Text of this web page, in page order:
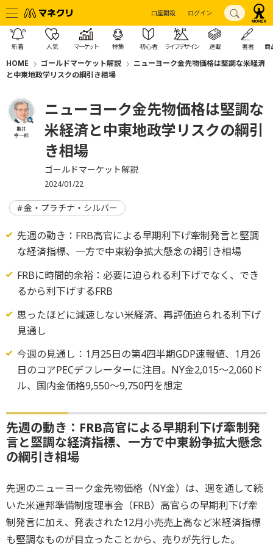
口座開設 ログイン
新着 人気 マーケット 特集 初心者 ライフデザイン 連載 著者 商
HOME ゴールドマーケット解説
ニューヨーク金先物価格は堅調な米経済
と中東地政学リスクの綱引き相場
亀井
幸一郎
ニューヨーク金先物価格は堅調な
米経済と中東地政学リスクの綱引
き相場
ゴールドマーケット解説
2024/01/22
金・プラチナ・シルバー
先週の動き：FRB高官による早期利下げ牽制発言と堅調
な経済指標、一方で中東紛争拡大懸念の綱引き相場
FRBに時間的余裕：必要に迫られる利下げでなく、でき
るから利下げするFRB
思ったほどに減速しない米経済、再評価迫られる利下げ
見通し
今週の見通し：1月25日の第4四半期GDP速報値、1月26
日のコアPECデフレーターに注目。NY金2,015～2,060ド
ル、国内金価格9,550～9,750円を想定
先週の動き：FRB高官による早期利下げ牽制発
言と堅調な経済指標、一方で中東紛争拡大懸念
の綱引き相場
先週のニューヨーク金先物価格（NY金）は、週を通して続
いた米連邦準備制度理事会（FRB）高官らの早期利下げ牽
制発言に加え、発表された12月小売売上高など米経済指標
も堅調なものが目立ったことから、売りが先行した。